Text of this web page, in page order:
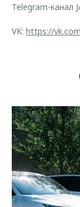
Telegram-канал
VK: https://